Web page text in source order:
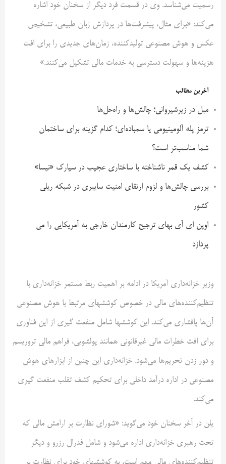
رسمیت می‌شناسد. وی در قسمت فرد دیگر از سخنان خود اشاره
می‌کند: «برای مثال، پیشرفت‌ها در پردازش زبان طبیعی، تشخیص
عکس و هوش مصنوعی تولیدکننده، زمان‌های جدیدی را برای افت
هزینه‌ها و سهولت دسترسی به خدمات مالی تشکیل می‌کنند.»
آخرین مطالب
مبل در زیرشیروانی؛ چالش‌ها و راه‌حل‌ها
ترمز پله آلومینیومی یا سمباده‌ای؛ کدام گزینه برای ساختمان
شما مناسب‌تر است؟
کشف یک قمر ناشناخته با ساختاری عجیب در سیارک «نیسا»
بررسی چالش‌ها و لزوم ارتقای امنیت سایبری در شبکه ریلی
کشور
اوپن ای آی بهای ترجیح کارمندان خارجی به آمریکایی را می
پردازد
وزیر خزانه‌داری آمریکا در ادامه بر اهمیت ربط مستمر خزانه‌داری با
تنظیم‌کننده‌های مالی در خصوص کوششهای مرتبط با هوش مصنوعی
آن‌ها پافشاری می‌کند. این کوششها شامل منفعت گیری از این فناوری
برای افت خطرات مالی غیرقانونی همانند پولشویی، فراهم مالی تروریسم
و دور زدن تحریم‌ها می‌شود. خزانه‌داری این چنین از ابزارهای هوش
مصنوعی در اداره درآمد داخلی برای تحکیم کشف تقلب منفعت گیری
می‌کند.
یلن در آخر سخنان خود می‌گوید: «شورای نظارت بر ارامش مالی که
تحت رهبری خزانه‌داری اداره می‌شود و شامل فدرال رزرو و دیگر